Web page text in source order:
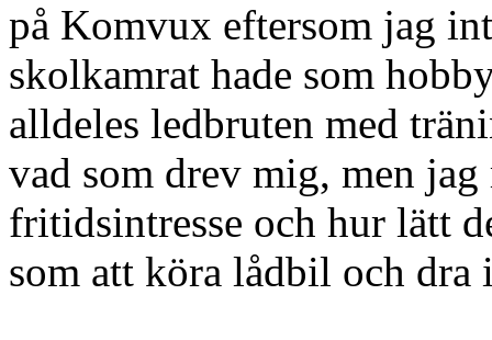
på Komvux eftersom jag
skolkamrat hade som
alldeles ledbruten med
vad som drev mig, men
fritidsintresse och hur lätt
som att köra lådbil och dra